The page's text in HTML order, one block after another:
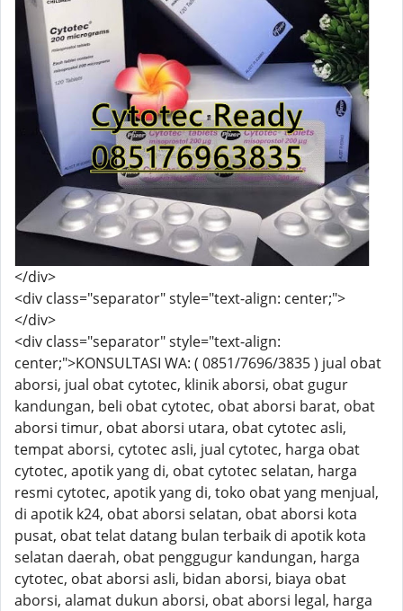
</div>
<div class="separator" style="text-align: center;">
</div>
<div class="separator" style="text-align:
center;">KONSULTASI WA: ( 0851/7696/3835 ) jual obat
aborsi, jual obat cytotec, klinik aborsi, obat gugur
kandungan, beli obat cytotec, obat aborsi barat, obat
aborsi timur, obat aborsi utara, obat cytotec asli,
tempat aborsi, cytotec asli, jual cytotec, harga obat
cytotec, apotik yang di, obat cytotec selatan, harga
resmi cytotec, apotik yang di, toko obat yang menjual,
di apotik k24, obat aborsi selatan, obat aborsi kota
pusat, obat telat datang bulan terbaik di apotik kota
selatan daerah, obat penggugur kandungan, harga
cytotec, obat aborsi asli, bidan aborsi, biaya obat
aborsi, alamat dukun aborsi, obat aborsi legal, harga